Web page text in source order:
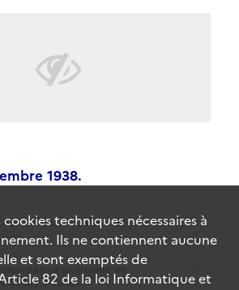
1938.
10/09/1938 Cote
32CPCOM/829
politique et
/ E-Asie...
cookiestechniques nécessaires à
Ils ne contiennent aucune
et sont exemptés de
82 de la loi Informatique et